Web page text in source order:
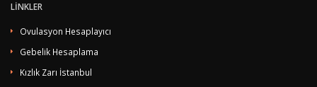
LİNKLER
Ovulasyon Hesaplayıcı
Gebelik Hesaplama
Kızlık Zarı İstanbul